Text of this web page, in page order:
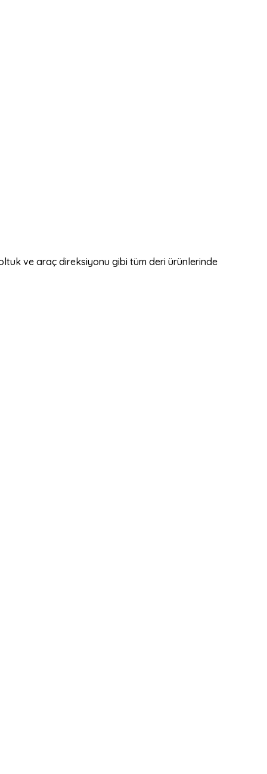
ve araç direksiyonu gibi tüm deri ürünlerinde